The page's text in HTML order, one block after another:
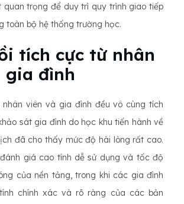
quan trọng để duy trì quy trình giao tiếp
toàn bộ hệ thống trường học.
tích cực từ nhân
gia đình
viên và gia đình đều vô cùng tích
sát gia đình do học khu tiến hành về
đã cho thấy mức độ hài lòng rất cao.
giá cao tính dễ sử dụng và tốc độ
của nền tảng, trong khi các gia đình
chính xác và rõ ràng của các bản